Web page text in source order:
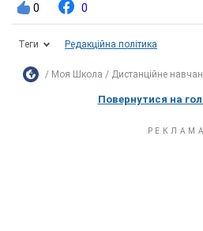
0 0
Теги Редакційна політика
Моя Школа Дистанційне
Повернутися на